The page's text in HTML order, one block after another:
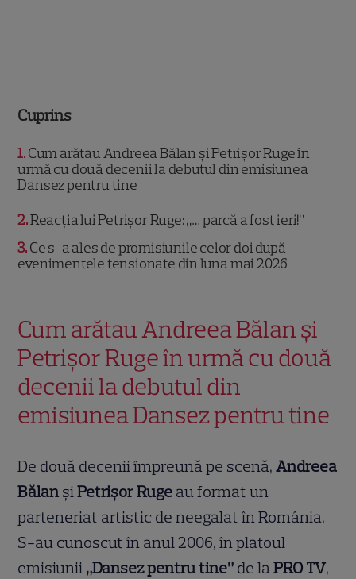
Cuprins
1 Cum arătau Andreea Bălan și Petrișor Ruge în
urmă cu două decenii la debutul din emisiunea
Dansez pentru tine
2 Reacția lui Petrișor Ruge: „… parcă a fost ieri!”
3 Ce s-a ales de promisiunile celor doi după
evenimentele tensionate din luna mai 2026
Cum arătau Andreea Bălan și
Petrișor Ruge în urmă cu două
decenii la debutul din
emisiunea Dansez pentru tine
De două decenii împreună pe scenă,Andreea
Bălan șiPetrișor Ruge au format un
parteneriat artistic de neegalat în România.
S-au cunoscut în anul 2006, în platoul
emisiunii „Dansez pentru tine” de laPRO TV,